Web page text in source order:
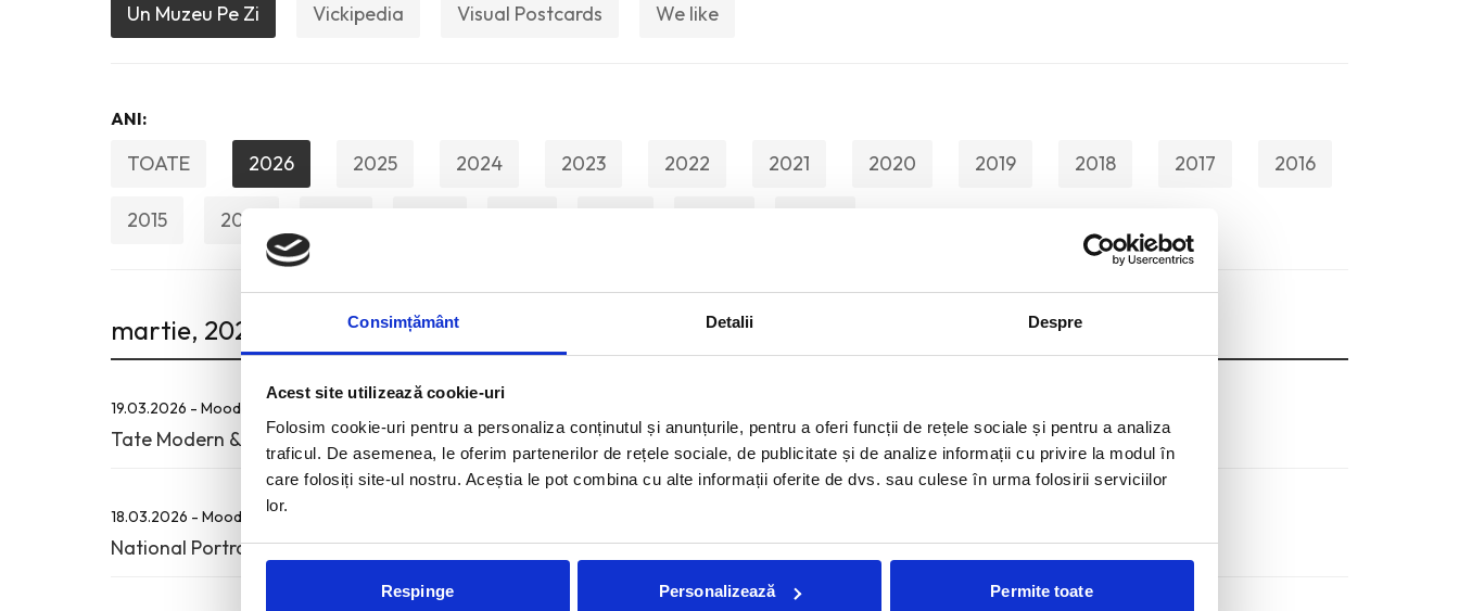
Consimțământ Detalii Despre
Acest site utilizează cookie-uri
Folosim cookie-uri pentru a personaliza conținutul și anunțurile, pentru a oferi funcții de rețele sociale și pentru a analiza
traficul. De asemenea, le oferim partenerilor de rețele sociale, de publicitate și de analize informații cu privire la modul în
care folosiți site-ul nostru. Aceștia le pot combina cu alte informații oferite de dvs. sau culese în urma folosirii serviciilor
lor.
Respinge Personalizează Permite toate
Un Muzeu Pe Zi Vickipedia Visual Postcards We like
ANI:
TOATE 2026 2025 2024 2023 2022 2021 2020 2019 2018 2017 2016
2015 2014
martie, 2026
19.03.2026 - Mood Board - Un Muzeu Pe Zi
Tate Modern & expozitia “Tracey Emin: A Second Life”
18.03.2026 - Mood Board - Un Muzeu Pe Zi
National Portrait Gallery & expozitia “Lucian Freud: Drawing into Painting”